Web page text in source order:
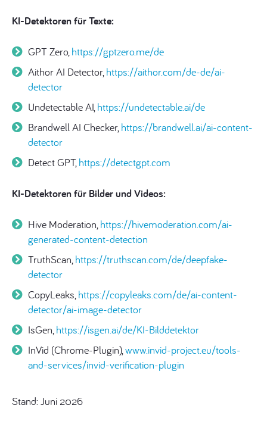
KI-Detektoren für Texte:
GPT Zero,https://gptzero.me/de
Aithor AI Detector,https://aithor.com/de-de/ai-
detector
Undetectable AI,https://undetectable.ai/de
Brandwell AI Checker,https://brandwell.ai/ai-content-
detector
Detect GPT,https://detectgpt.com
KI-Detektoren für Bilder und Videos:
Hive Moderation,https://hivemoderation.com/ai-
generated-content-detection
TruthScan,https://truthscan.com/de/deepfake-
detector
CopyLeaks,https://copyleaks.com/de/ai-content-
detector/ai-image-detector
IsGen,https://isgen.ai/de/KI-Bilddetektor
InVid (Chrome-Plugin),www.invid-project.eu/tools-
and-services/invid-verification-plugin
Stand: Juni 2026